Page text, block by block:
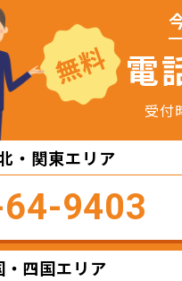
無料 電
受付
・関東エリア
9403
四国エリア